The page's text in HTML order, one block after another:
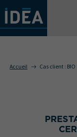
NOS
Accueil Cas client : BIO